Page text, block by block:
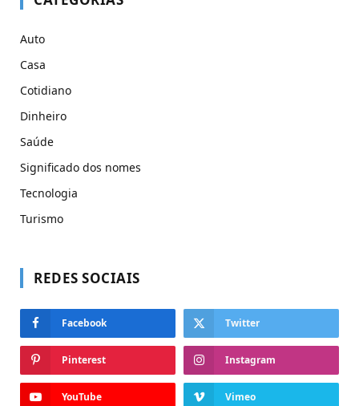
Auto
Casa
Cotidiano
Dinheiro
Saúde
Significado dos nomes
Tecnologia
Turismo
REDES SOCIAIS
Facebook Twitter
Pinterest Instagram
YouTube Vimeo